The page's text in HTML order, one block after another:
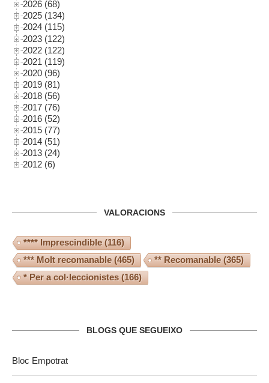
2026 (68)
2025 (134)
2024 (115)
2023 (122)
2022 (122)
2021 (119)
2020 (96)
2019 (81)
2018 (56)
2017 (76)
2016 (52)
2015 (77)
2014 (51)
2013 (24)
2012 (6)
VALORACIONS
**** Imprescindible(116)
*** Molt recomanable(465) ** Recomanable(365)
* Per a col·leccionistes (166)
BLOGS QUE SEGUEIXO
Bloc Empotrat